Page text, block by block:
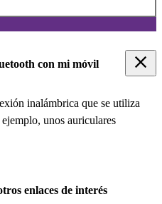
con mi móvil
inalámbrica que se utiliza
unos auriculares
enlaces de interés